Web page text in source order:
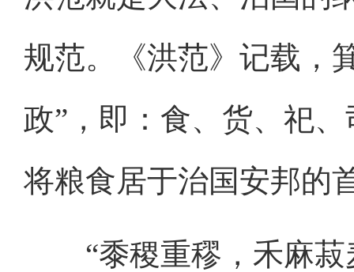
规范。《洪范》记载，
政”，即：食、货、祀
将粮食居于治国安邦的
“黍稷重穋，禾麻菽